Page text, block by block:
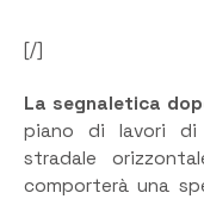
[/]
La segnaletica
piano di lavori di
stradale
comporterà una